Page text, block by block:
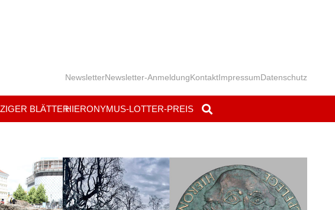
NewsletterNewsletter-AnmeldungKontaktImpressumDatenschutz
BLÄTTERHIERONYMUS-LOTTER-PREIS